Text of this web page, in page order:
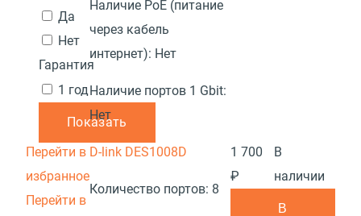
Да
Нет
Гарантия
1 год
Показать
Наличие PoE (питание
через кабель
интернет): Нет
Наличие портов 1 Gbit:
Нет
Перейти в
избранное
Перейти в
D-link DES1008D
Количество портов: 8
1 700
₽
В
наличии
В